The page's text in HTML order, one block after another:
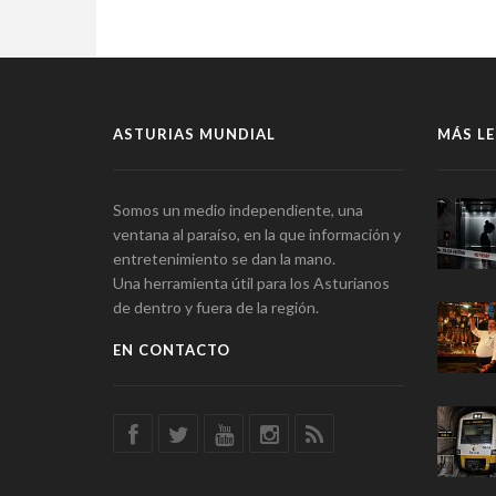
ASTURIAS MUNDIAL
Somos un medio independiente, una
ventana al paraíso, en la que información y
entretenimiento se dan la mano.
Una herramienta útil para los Asturianos
de dentro y fuera de la región.
EN CONTACTO
MÁS